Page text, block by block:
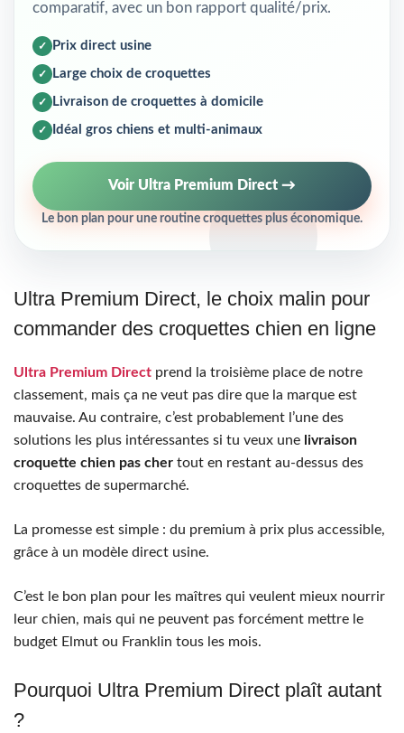
comparatif, avec un bon rapport qualité/prix.
Prix direct usine
Large choix de croquettes
Livraison de croquettes à domicile
Idéal gros chiens et multi-animaux
Voir Ultra Premium Direct →
Le bon plan pour une routine croquettes plus économique.
Ultra Premium Direct, le choix malin pour
commander des croquettes chien en ligne
Ultra Premium Direct prend la troisième place de notre
classement, mais ça ne veut pas dire que la marque est
mauvaise. Au contraire, c’est probablement l’une des
solutions les plus intéressantes si tu veux une livraison
croquette chien pas cher tout en restant au-dessus des
croquettes de supermarché.
La promesse est simple : du premium à prix plus accessible,
grâce à un modèle direct usine.
C’est le bon plan pour les maîtres qui veulent mieux nourrir
leur chien, mais qui ne peuvent pas forcément mettre le
budget Elmut ou Franklin tous les mois.
Pourquoi Ultra Premium Direct plaît autant
?